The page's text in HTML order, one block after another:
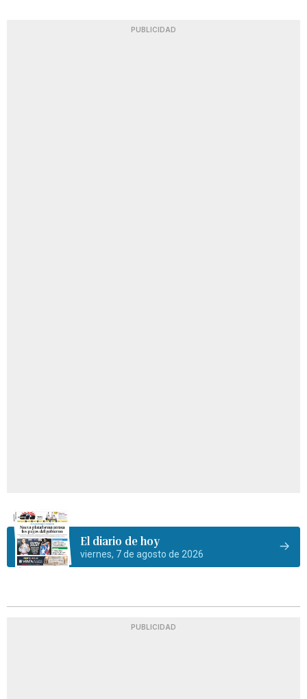
PUBLICIDAD
El diario de hoy
viernes, 7 de agosto de 2026
PUBLICIDAD